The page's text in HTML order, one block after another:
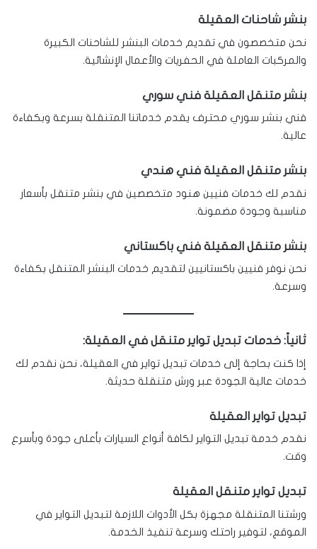
بنشر شاحنات العقيلة
نحن متخصصون في تقديم خدمات البنشر للشاحنات الكبيرة
والمركبات العاملة في الحفريات والأعمال الإنشائية.
بنشر متنقل العقيلة فني سوري
فني بنشر سوري محترف يقدم خدماتنا المتنقلة بسرعة وبكفاءة
عالية.
بنشر متنقل العقيلة فني هندي
نقدم لك خدمات فنيين هنود متخصصين في بنشر متنقل بأسعار
مناسبة وجودة مضمونة.
بنشر متنقل العقيلة فني باكستاني
نحن نوفر فنيين باكستانيين لتقديم خدمات البنشر المتنقل بكفاءة
وسرعة.
ثانياً: خدمات تبديل تواير متنقل في العقيلة:
إذا كنت بحاجة إلى خدمات تبديل تواير في العقيلة، نحن نقدم لك
خدمات عالية الجودة عبر ورش متنقلة حديثة.
تبديل تواير العقيلة
نقدم خدمة تبديل التواير لكافة أنواع السيارات بأعلى جودة وبأسرع
وقت.
تبديل تواير متنقل العقيلة
ورشتنا المتنقلة مجهزة بكل الأدوات اللازمة لتبديل التواير في
الموقع، لتوفير راحتك وسرعة تنفيذ الخدمة.